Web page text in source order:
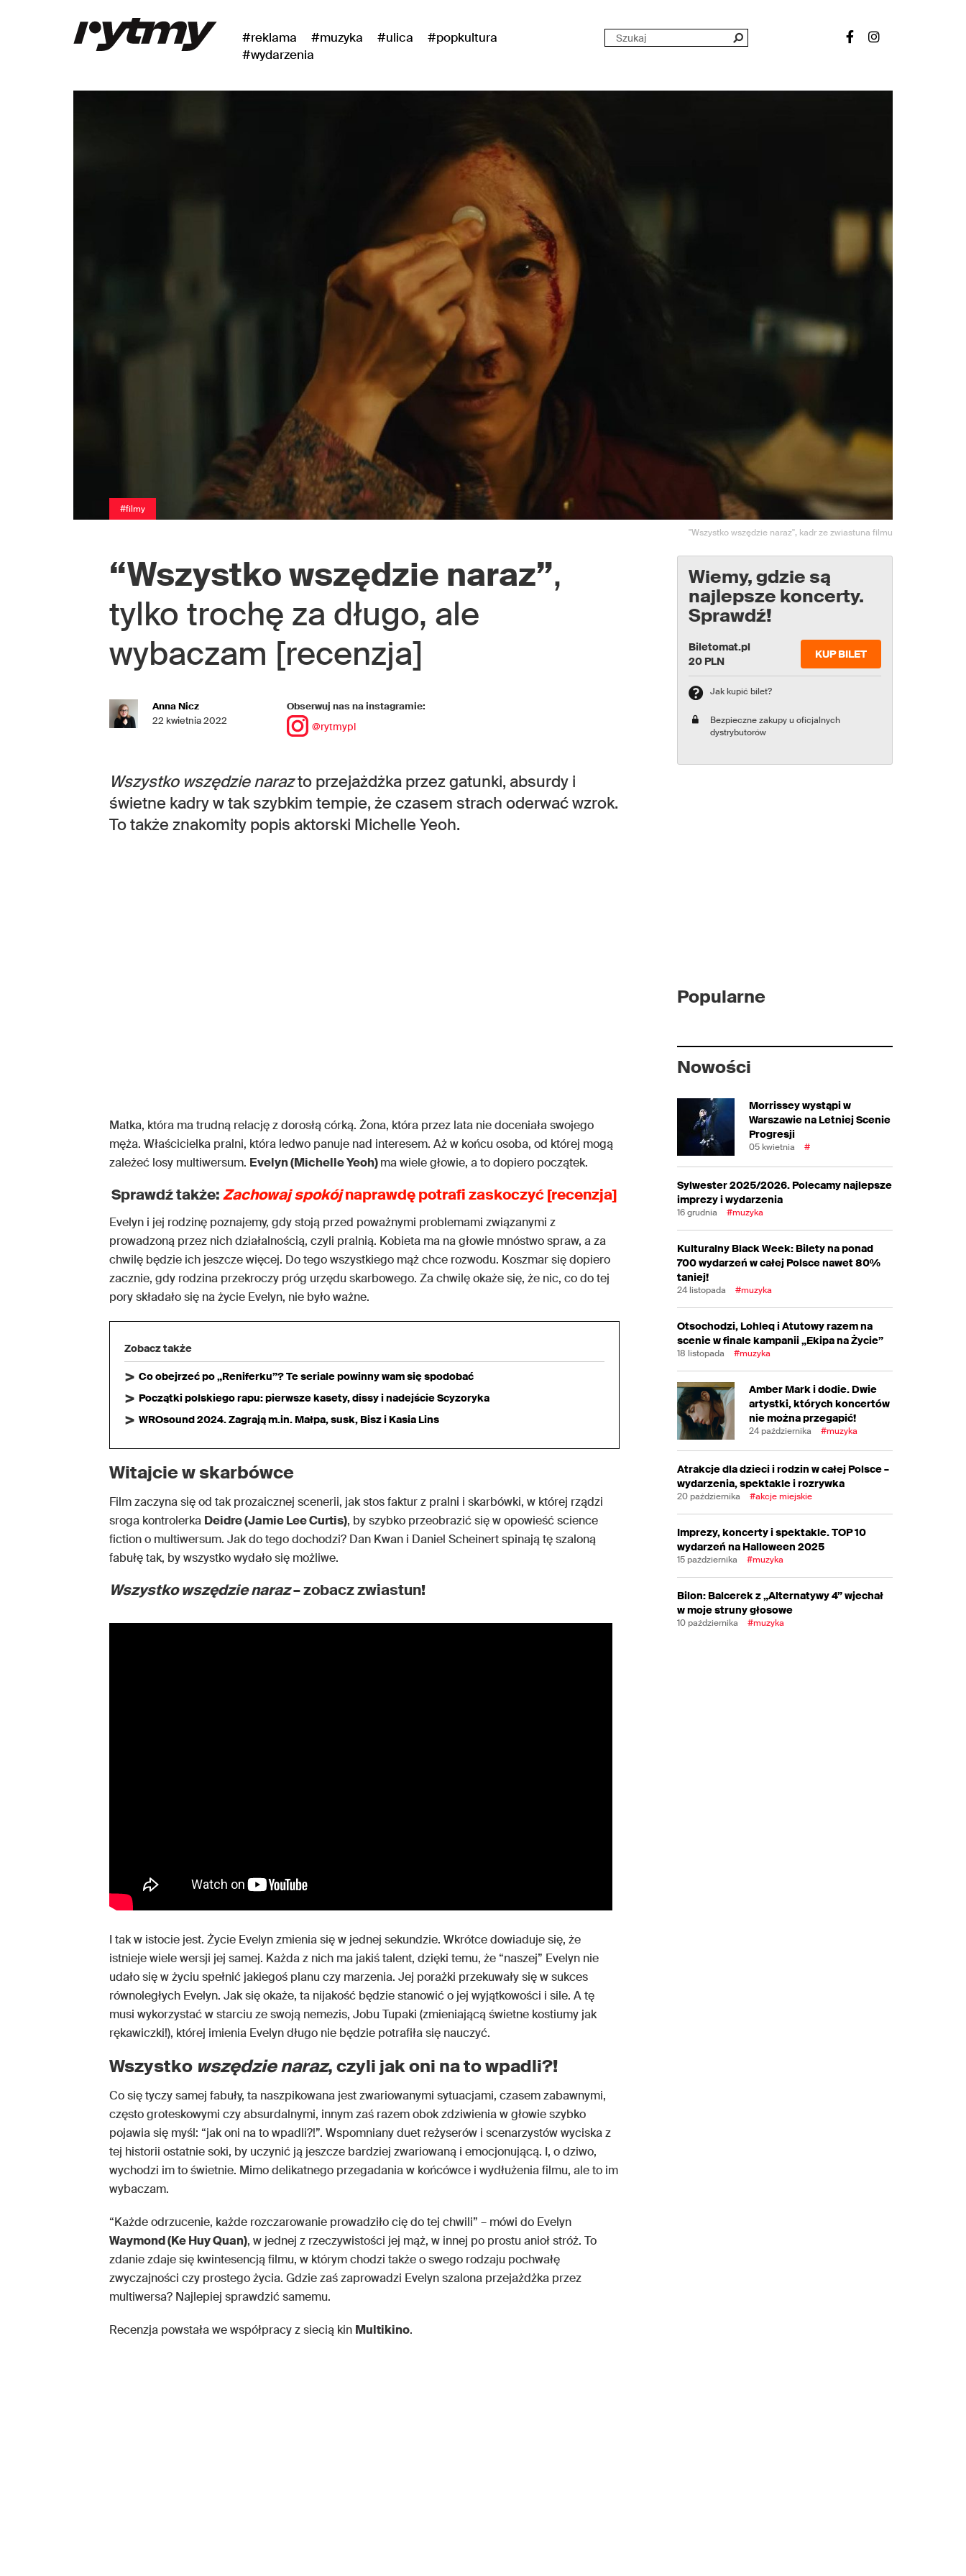
#reklama #muzyka #ulica
#popkultura
#wydarzenia
#filmy
"Wszystko wszędzie naraz", kadr ze zwiastuna filmu
“Wszystko wszędzie naraz”,
tylko trochę za długo, ale
wybaczam [recenzja]
Anna Nicz
22 kwietnia 2022
Obserwuj nas na instagramie:
@rytmypl
Wszystko wszędzie narazto przejażdżka przez gatunki, absurdy i
świetne kadry w tak szybkim tempie, że czasem strach oderwać wzrok.
To także znakomity popis aktorski Michelle Yeoh.
Matka, która ma trudną relację z dorosłą córką. Żona, która przez lata nie doceniała swojego
męża. Właścicielka pralni, która ledwo panuje nad interesem. Aż w końcu osoba, od której mogą
zależeć losy multiwersum. Evelyn (Michelle Yeoh)ma wiele głowie, a to dopiero początek.
Sprawdź także:Zachowaj spokójnaprawdę potrafi zaskoczyć [recenzja]
Evelyn i jej rodzinę poznajemy, gdy stoją przed poważnymi problemami związanymi z
prowadzoną przez nich działalnością, czyli pralnią. Kobieta ma na głowie mnóstwo spraw, a za
chwilę będzie ich jeszcze więcej. Do tego wszystkiego mąż chce rozwodu. Koszmar się dopiero
zacznie, gdy rodzina przekroczy próg urzędu skarbowego. Za chwilę okaże się, że nic, co do tej
pory składało się na życie Evelyn, nie było ważne.
Zobacz także
Co obejrzeć po „Reniferku”? Te seriale powinny wam się spodobać
Początki polskiego rapu: pierwsze kasety, dissy i nadejście Scyzoryka
WROsound 2024. Zagrają m.in. Małpa, susk, Bisz i Kasia Lins
Witajcie w skarbówce
Film zaczyna się od tak prozaicznej scenerii, jak stos faktur z pralni i skarbówki, w której rządzi
sroga kontrolerka Deidre (Jamie Lee Curtis), by szybko przeobrazić się w opowieść science
fiction o multiwersum. Jak do tego dochodzi? Dan Kwan i Daniel Scheinert spinają tę szaloną
fabułę tak, by wszystko wydało się możliwe.
Wszystko wszędzie naraz– zobacz zwiastun!
I tak w istocie jest. Życie Evelyn zmienia się w jednej sekundzie. Wkrótce dowiaduje się, że
istnieje wiele wersji jej samej. Każda z nich ma jakiś talent, dzięki temu, że “naszej” Evelyn nie
udało się w życiu spełnić jakiegoś planu czy marzenia. Jej porażki przekuwały się w sukces
równoległych Evelyn. Jak się okaże, ta nijakość będzie stanowić o jej wyjątkowości i sile. A tę
musi wykorzystać w starciu ze swoją nemezis, Jobu Tupaki (zmieniającą świetne kostiumy jak
rękawiczki!), której imienia Evelyn długo nie będzie potrafiła się nauczyć.
Wszystko wszędzie naraz, czyli jak oni na to wpadli?!
Co się tyczy samej fabuły, ta naszpikowana jest zwariowanymi sytuacjami, czasem zabawnymi,
często groteskowymi czy absurdalnymi, innym zaś razem obok zdziwienia w głowie szybko
pojawia się myśl: “jak oni na to wpadli?!”. Wspomniany duet reżyserów i scenarzystów wyciska z
tej historii ostatnie soki, by uczynić ją jeszcze bardziej zwariowaną i emocjonującą. I, o dziwo,
wychodzi im to świetnie. Mimo delikatnego przegadania w końcówce i wydłużenia filmu, ale to im
wybaczam.
“Każde odrzucenie, każde rozczarowanie prowadziło cię do tej chwili” – mówi do Evelyn
Waymond (Ke Huy Quan), w jednej z rzeczywistości jej mąż, w innej po prostu anioł stróż. To
zdanie zdaje się kwintesencją filmu, w którym chodzi także o swego rodzaju pochwałę
zwyczajności czy prostego życia. Gdzie zaś zaprowadzi Evelyn szalona przejażdżka przez
multiwersa? Najlepiej sprawdzić samemu.
Recenzja powstała we współpracy z siecią kin Multikino.
Wiemy, gdzie są
najlepsze koncerty.
Sprawdź!
Biletomat.pl
20 PLN
KUP BILET
Jak kupić bilet?
Bezpieczne zakupy u oficjalnych
dystrybutorów
Popularne
Nowości
Morrissey wystąpi w
Warszawie na Letniej Scenie
Progresji
05 kwietnia #
Sylwester 2025/2026. Polecamy najlepsze
imprezy i wydarzenia
16 grudnia #muzyka
Kulturalny Black Week: Bilety na ponad
700 wydarzeń w całej Polsce nawet 80%
taniej!
24 listopada #muzyka
Otsochodzi, Lohleq i Atutowy razem na
scenie w finale kampanii „Ekipa na Życie”
18 listopada #muzyka
Amber Mark i dodie. Dwie
artystki, których koncertów
nie można przegapić!
24 października #muzyka
Atrakcje dla dzieci i rodzin w całej Polsce –
wydarzenia, spektakle i rozrywka
20 października #akcje miejskie
Imprezy, koncerty i spektakle. TOP 10
wydarzeń na Halloween 2025
15 października #muzyka
Bilon: Balcerek z „Alternatywy 4” wjechał
w moje struny głosowe
10 października #muzyka